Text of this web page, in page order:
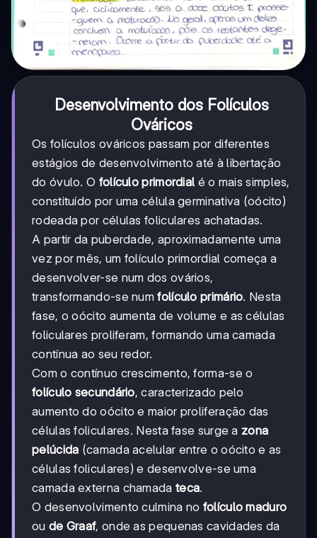
Desenvolvimento dos Folículos
Ováricos
Os folículos ováricos passam por diferentes
estágios de desenvolvimento até à libertação
do óvulo. O folículo primordial é o mais simples,
constituído por uma célula germinativa (oócito)
rodeada por células foliculares achatadas.
A partir da puberdade, aproximadamente uma
vez por mês, um folículo primordial começa a
desenvolver-se num dos ovários,
transformando-se numfolículo primário. Nesta
fase, o oócito aumenta de volume e as células
foliculares proliferam, formando uma camada
contínua ao seu redor.
Com o contínuo crescimento, forma-se o
folículo secundário, caracterizado pelo
aumento do oócito e maior proliferação das
células foliculares. Nesta fase surge a zona
pelúcida (camada acelular entre o oócito e as
células foliculares) e desenvolve-se uma
camada externa chamada teca.
O desenvolvimento culmina no folículo maduro
ou de Graaf, onde as pequenas cavidades da